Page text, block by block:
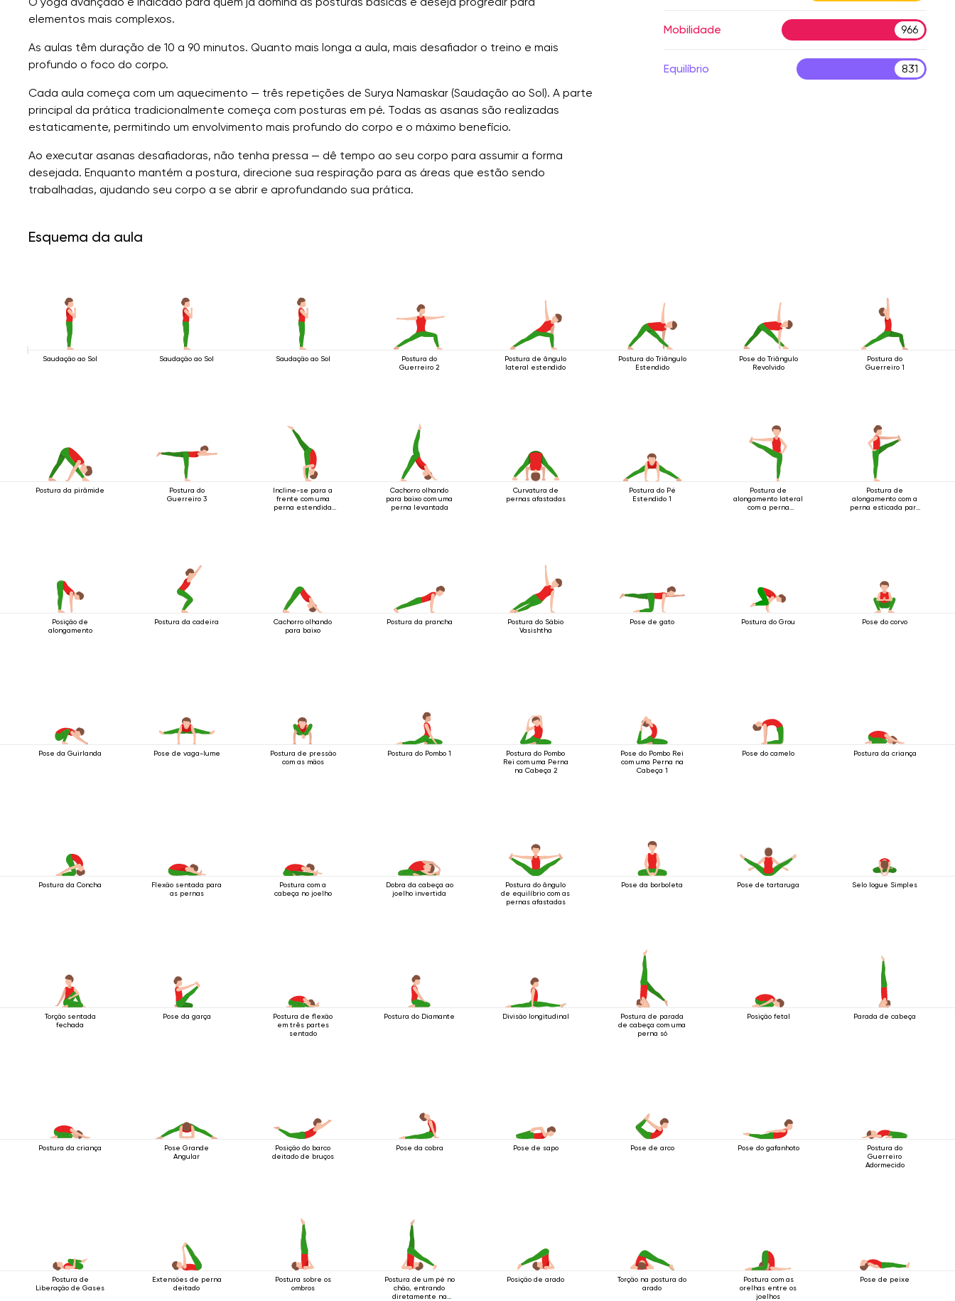
elementos mais complexos.
As aulas têm duração de 10 a 90 minutos. Quanto mais longa a aula, mais desafiador o treino e mais
profundo o foco do corpo.
Cada aula começa com um aquecimento — três repetições de Surya Namaskar (Saudação ao Sol). A parte
principal da prática tradicionalmente começa com posturas em pé. Todas as asanas são realizadas
estaticamente, permitindo um envolvimento mais profundo do corpo e o máximo benefício.
Ao executar asanas desafiadoras, não tenha pressa — dê tempo ao seu corpo para assumir a forma
desejada. Enquanto mantém a postura, direcione sua respiração para as áreas que estão sendo
trabalhadas, ajudando seu corpo a se abrir e aprofundando sua prática.
Mobilidade 966
Equilíbrio 831
Esquema da aula
Saudação ao Sol Saudação ao Sol Saudação ao Sol
Postura do
Guerreiro 2
Postura de ângulo
lateral estendido
Postura do Triângulo
Estendido
Pose do Triângulo
Revolvido
Postura do
Guerreiro 1
Postura da pirâmide
Postura do
Guerreiro 3
Incline-se para a
frente com uma
perna estendida
Cachorro olhando
para baixo com uma
perna levantada
Curvatura de
pernas afastadas
Postura do Pé
Estendido 1
Postura de
alongamento lateral
com a perna
Postura de
alongamento com a
perna esticada para
Posição de
alongamento
Postura da cadeira
Cachorro olhando
para baixo
Postura da prancha
Postura do Sábio
Vasishtha
Pose de gato Postura do Grou Pose do corvo
Pose da Guirlanda Pose de vaga-lume
Postura de pressão
com as mãos
Postura do Pombo 1
Postura do Pombo
Rei com uma Perna
na Cabeça 2
Pose do Pombo Rei
com uma Perna na
Cabeça 1
Pose do camelo Postura da criança
Postura da Concha
Flexão sentada para
as pernas
Postura com a
cabeça no joelho
Dobra da cabeça ao
joelho invertida
Postura do ângulo
de equilíbrio com as
pernas afastadas
Pose da borboleta Pose de tartaruga Selo Iogue Simples
Torção sentada
fechada
Pose da garça
Postura de flexão
em três partes
sentado
Postura do Diamante Divisão longitudinal
Postura de parada
de cabeça com uma
perna só
Posição fetal Parada de cabeça
Postura da criança
Pose Grande
Angular
Posição do barco
deitado de bruços
Pose da cobra Pose de sapo Pose de arco Pose do gafanhoto
Postura do
Guerreiro
Adormecido
Postura de
Liberação de Gases
Extensões de perna
deitado
Postura sobre os
ombros
Postura de um pé no
chão, entrando
diretamente na
Posição de arado
Torção na postura do
arado
Postura com as
orelhas entre os
joelhos
Pose de peixe